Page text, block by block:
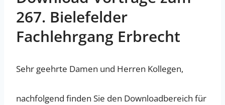
267. Bielefelder
Fachlehrgang Erbrecht
Sehr geehrte Damen und Herren Kollegen,
nachfolgend finden Sie den Downloadbereich für